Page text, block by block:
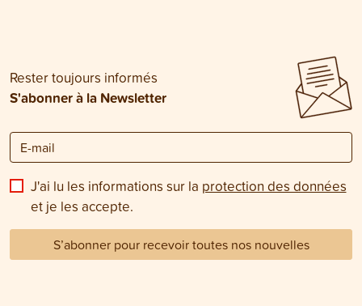
Rester toujours informés
S'abonner à la Newsletter
J'ai lu les informations sur la protection des données
et je les accepte.
S’abonner pour recevoir toutes nos nouvelles